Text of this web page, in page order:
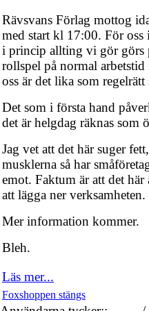
Rävsvans Förlag mottog
med start kl 17:00. För oss
i princip allting vi gör görs
rollspel på normal
oss är det lika som regelrätt
Det som i första hand
det är helgdag räknas
Jag vet att det här suger
musklerna så har
emot. Faktum är att det
att lägga ner verksamheten.
Mer information kommer.
Bleh.
Läs mer...
Foxshoppen stängs